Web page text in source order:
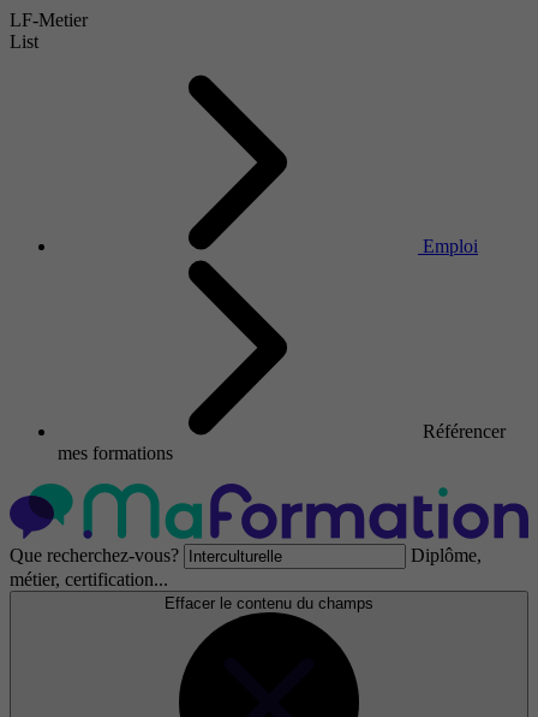
LF-Metier
List
Emploi
Référencer
mes formations
Que recherchez-vous?
Diplôme,
métier, certification...
Effacer le contenu du champs